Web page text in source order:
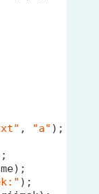
, "a" );
);